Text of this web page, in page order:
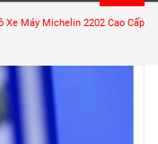
Xe Máy Michelin 2202 Cao Cấp